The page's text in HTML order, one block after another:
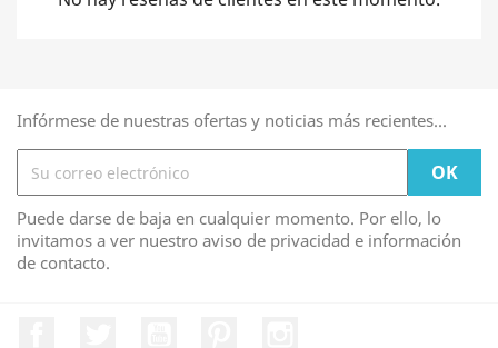
Infórmese de nuestras ofertas y noticias más recientes...
Puede darse de baja en cualquier momento. Por ello, lo
invitamos a ver nuestro aviso de privacidad e información
de contacto.